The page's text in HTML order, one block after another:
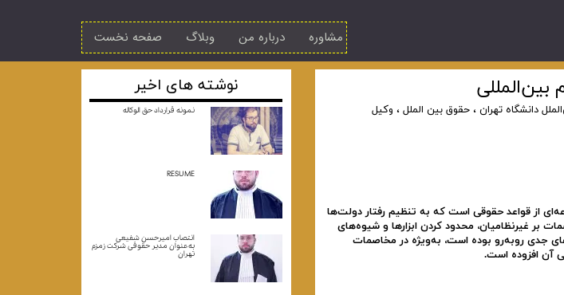
صفحه نخست وبلاگ درباره من مشاوره
دانشگاه تهران ، حقوق بین الملل ، وکیل
از قواعد حقوقی است که به تنظیم رفتار دولت‌ها
بر غیرنظامیان، محدود کردن ابزارها و شیوه‌های
جدی روبه‌رو بوده است، به‌ویژه در مخاصمات
آن افزوده است.
نوشته های اخیر
نمونه قرارداد حق الوکاله
RESUME
انتصاب امیرحسن شفیعی
به‌عنوان مدیر حقوقی شرکت زمزم
تهران